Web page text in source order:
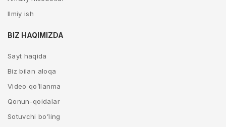
Ilmiy ish
BIZ HAQIMIZDA
Sayt haqida
Biz bilan aloqa
Video qo’llanma
Qonun-qoidalar
Sotuvchi bo’ling